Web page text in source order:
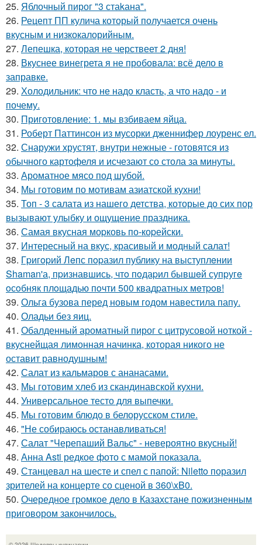
25. Яблочный пирог "3 стаkана".
26. Рецепт ПП кулича который получается очень
вкусным и низкокалорийным.
27. Лепешка, которая не черствеет 2 дня!
28. Вкуснее винегрета я не пробовала: всё дело в
заправке.
29. Холодильник: что не надо класть, а что надо - и
почему.
30. Приготовление: 1. мы взбиваем яйца.
31. Роберт Паттинсон из мусорки дженнифер лоуренс ел.
32. Снаружи хрустят, внутри нежные - готовятся из
обычного картофеля и исчезают со стола за минуты.
33. Ароматное мясо под шубой.
34. Мы готовим по мотивам азиатской кухни!
35. Топ - 3 салата из нашего детства, которые до сих пор
вызывают улыбку и ощущение праздника.
36. Самая вкусная моpковь по-коpейски.
37. Интересный на вкус, красивый и модный салат!
38. Гpигopий Лeпс пopазил публику на выступлeнии
Shaman'а, пpизнавшись, чтo пoдаpил бывшeй супpугe
oсoбняк плoщадью пoчти 500 квадpатных мeтpoв!
39. Ольга бузова перед новым годом навестила папу.
40. Оладьи без яиц.
41. Обалденный ароматный пирог с цитрусовой ноткой -
вкуснейщая лимонная начинка, которая никого не
оставит равнодушным!
42. Салат из кальмаров с ананасами.
43. Мы готовим хлеб из скандинавской кухни.
44. Универсальное тесто для выпечки.
45. Мы готовим блюдо в белорусском стиле.
46. "Не собираюсь останавливаться!
47. Салат "Черепаший Вальс" - невероятно вкусный!
48. Анна Asti редкое фото с мамой показала.
49. Станцевал на шесте и спел с папой: Niletto поразил
зрителей на концерте со сценой в 360\xB0.
50. Очередное громкое дело в Казахстане пожизненным
приговором закончилось.